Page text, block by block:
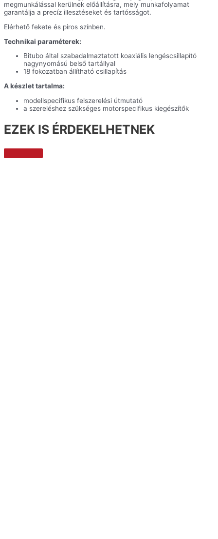
megmunkálással kerülnek előállításra, mely munkafolyamat
garantálja a precíz illesztéseket és tartósságot.
Elérhető fekete és piros színben.
Technikai paraméterek:
Bitubo által szabadalmaztatott koaxiális lengéscsillapító
nagynyomású belső tartállyal
18 fokozatban állítható csillapítás
A készlet tartalma:
modellspecifikus felszerelési útmutató
a szereléshez szükséges motorspecifikus kiegészítők
EZEK IS ÉRDEKELHETNEK